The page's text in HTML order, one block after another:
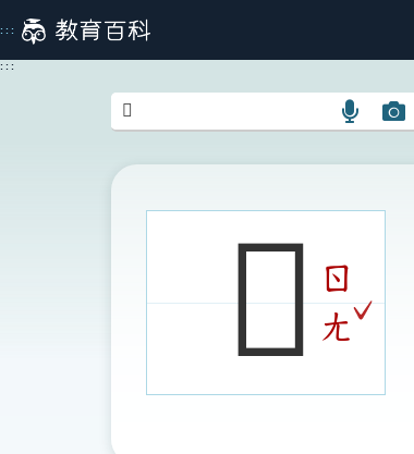
到
主
:::
:::
語
搜
圖
圖
搜
𠧑ㄖ
ㄤ
ˇ